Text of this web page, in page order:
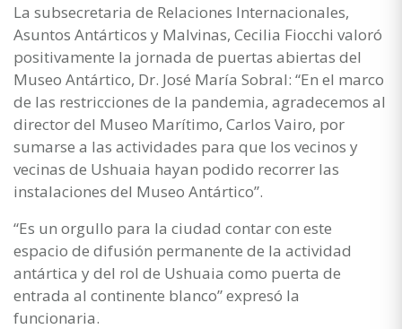
La subsecretaria de Relaciones Internacionales,
Asuntos Antárticos y Malvinas, Cecilia Fiocchi valoró
positivamente la jornada de puertas abiertas del
Museo Antártico, Dr. José María Sobral: “En el marco
de las restricciones de la pandemia, agradecemos al
director del Museo Marítimo, Carlos Vairo, por
sumarse a las actividades para que los vecinos y
vecinas de Ushuaia hayan podido recorrer las
instalaciones del Museo Antártico”.
“Es un orgullo para la ciudad contar con este
espacio de difusión permanente de la actividad
antártica y del rol de Ushuaia como puerta de
entrada al continente blanco” expresó la
funcionaria.